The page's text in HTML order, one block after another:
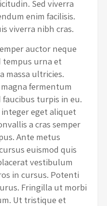
Sed viverra
enim facilisis.
viverra nibh cras.
auctor neque
tempus urna et
massa ultricies.
fermentum
faucibus turpis in eu.
integer eget aliquet
a cras semper
Ante metus
euismod quis
vestibulum
in cursus. Potenti
Fringilla ut morbi
Ut tristique et